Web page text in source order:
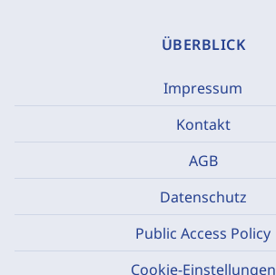
ÜBERBLICK
Impressum
Kontakt
AGB
Datenschutz
Public Access Policy
Cookie-Einstellungen